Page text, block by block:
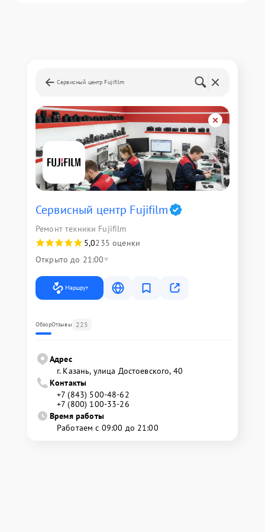
Сервисный центр Fujifilm
Сервисный центр Fujifilm
Ремонт техники Fujifilm
5,0235 оценки
Открыто до 21:00
Маршрут
ОбзорОтзывы 225
Адрес
г. Казань, улица Достоевского, 40
Контакты
+7 (843) 500-48-62
+7 (800) 100-33-26
Время работы
Работаем с 09:00 до 21:00